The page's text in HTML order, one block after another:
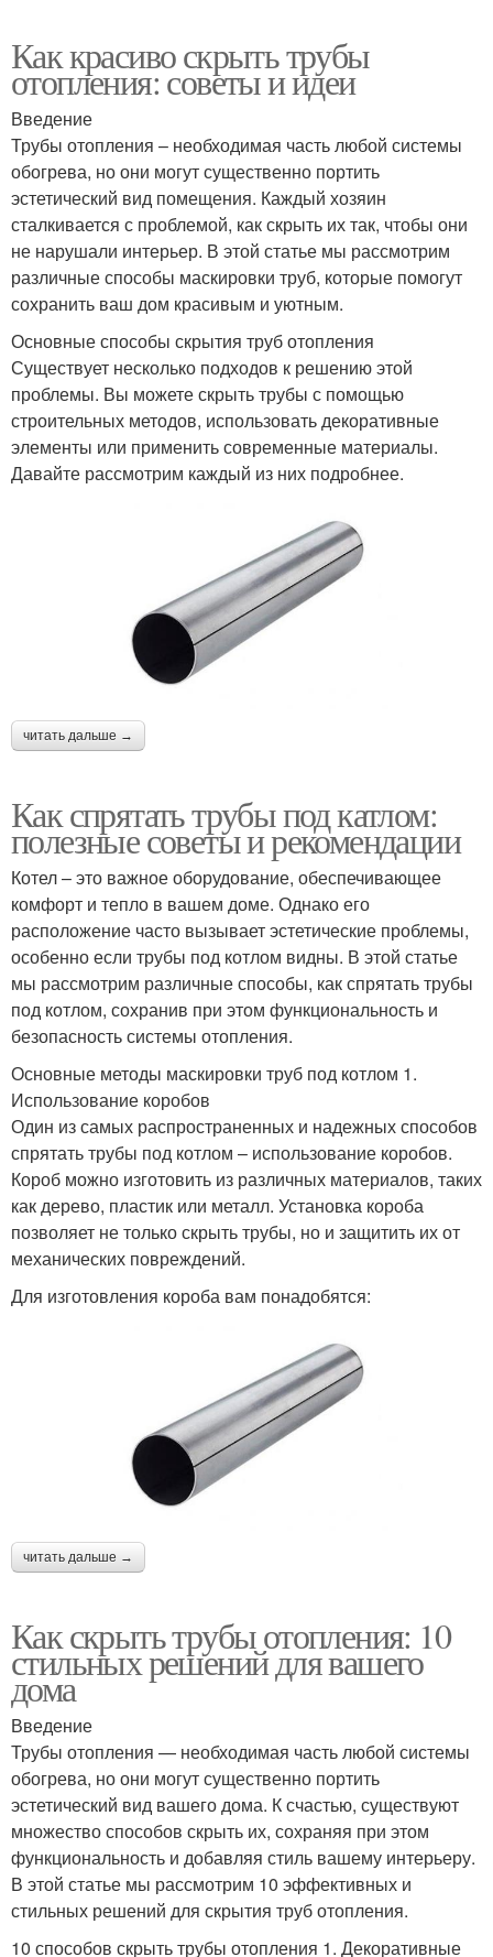
Как красиво скрыть трубы
отопления: советы и идеи
Введение
Трубы отопления – необходимая часть любой системы
обогрева, но они могут существенно портить
эстетический вид помещения. Каждый хозяин
сталкивается с проблемой, как скрыть их так, чтобы они
не нарушали интерьер. В этой статье мы рассмотрим
различные способы маскировки труб, которые помогут
сохранить ваш дом красивым и уютным.
Основные способы скрытия труб отопления
Существует несколько подходов к решению этой
проблемы. Вы можете скрыть трубы с помощью
строительных методов, использовать декоративные
элементы или применить современные материалы.
Давайте рассмотрим каждый из них подробнее.
читать дальше →
Как спрятать трубы под катлом:
полезные советы и рекомендации
Котел – это важное оборудование, обеспечивающее
комфорт и тепло в вашем доме. Однако его
расположение часто вызывает эстетические проблемы,
особенно если трубы под котлом видны. В этой статье
мы рассмотрим различные способы, как спрятать трубы
под котлом, сохранив при этом функциональность и
безопасность системы отопления.
Основные методы маскировки труб под котлом 1.
Использование коробов
Один из самых распространенных и надежных способов
спрятать трубы под котлом – использование коробов.
Короб можно изготовить из различных материалов, таких
как дерево, пластик или металл. Установка короба
позволяет не только скрыть трубы, но и защитить их от
механических повреждений.
Для изготовления короба вам понадобятся:
читать дальше →
Как скрыть трубы отопления: 10
стильных решений для вашего
дома
Введение
Трубы отопления — необходимая часть любой системы
обогрева, но они могут существенно портить
эстетический вид вашего дома. К счастью, существуют
множество способов скрыть их, сохраняя при этом
функциональность и добавляя стиль вашему интерьеру.
В этой статье мы рассмотрим 10 эффективных и
стильных решений для скрытия труб отопления.
10 способов скрыть трубы отопления 1. Декоративные